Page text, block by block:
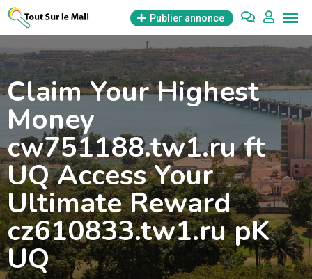
Aller
Publier annonce
Claim Your Highest
Money
cw751188.tw1.ru ft
UQ Access Your
Ultimate Reward
cz610833.tw1.ru pK
UQ